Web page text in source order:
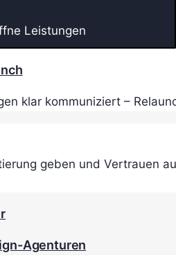
Leistungen
klar kommuniziert –
geben und Vertrauen
Agenturen